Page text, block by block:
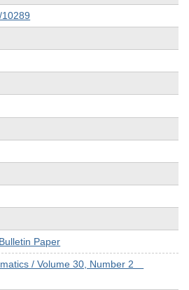
Paper
/ Volume 30, Number 2